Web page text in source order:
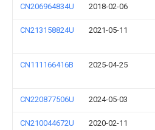
CN206964834U 2018-02-06
CN213158824U 2021-05-11
CN111166416B 2025-04-25
CN220877506U 2024-05-03
CN210044672U 2020-02-11